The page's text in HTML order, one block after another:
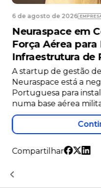
6 de agosto de 2026
Neuraspace em
Força Aérea para
Infraestrutura de
A startup de gestão
Neuraspace está a
Portuguesa para
numa base aérea
Compartilhar